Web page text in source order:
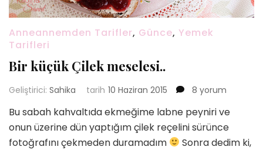
Anneannemden Tarifler, Günce, Yemek
Tarifleri
Bir küçük Çilek meselesi..
Geliştirici: Sahika tarih 10 Haziran 2015
Bir
Çilek
meselesi..
için
8 yorum
Bu sabah kahvaltıda ekmeğime labne peyniri ve
onun üzerine dün yaptığım çilek reçelini sürünce
fotoğrafını çekmeden duramadım
Sonra dedim ki,